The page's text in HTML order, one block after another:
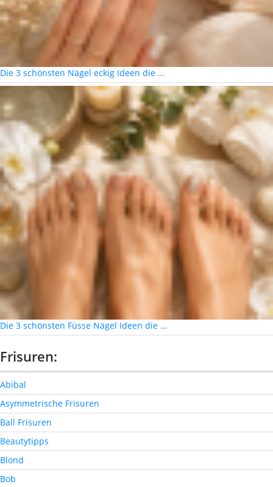
Die 3 schönsten Nägel eckig Ideen die …
Die 3 schönsten Füsse Nägel Ideen die …
Frisuren:
Abibal
Asymmetrische Frisuren
Ball Frisuren
Beautytipps
Blond
Bob